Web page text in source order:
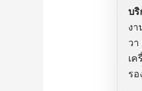
บริ
ง
วา
เ
รอ